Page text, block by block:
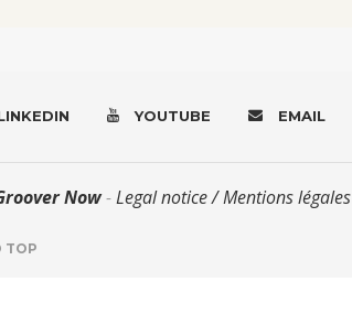
YOUTUBE EMAIL
Now-Legal notice / Mentions légales
TOP